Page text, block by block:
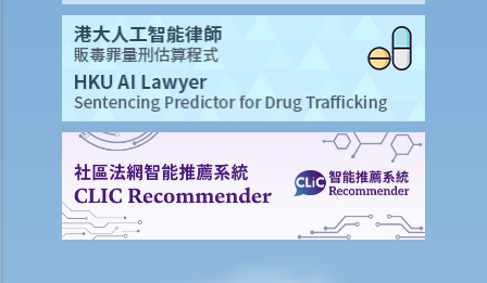
13. 雇员可以以工资代替年假吗？
14. 年假期内适逢休息日或法定假日时该怎么办？
15. 雇主可以要求其雇员在累积年假的假期年之中放年假吗？如果雇员
在累积年假的假期年中没有放完该年累积的年假，雇主是否可以取消未
放的年假？
16. 如何计算疾病津贴？我在哪些情况下会获得疾病津贴？
17. 老板在我领取病假时开除了我，而我有一张有效的医生证明书。他
有否触犯法律？
18. 我的预产期即将来临，而我早前已给予老板怀孕通知。我可于何时